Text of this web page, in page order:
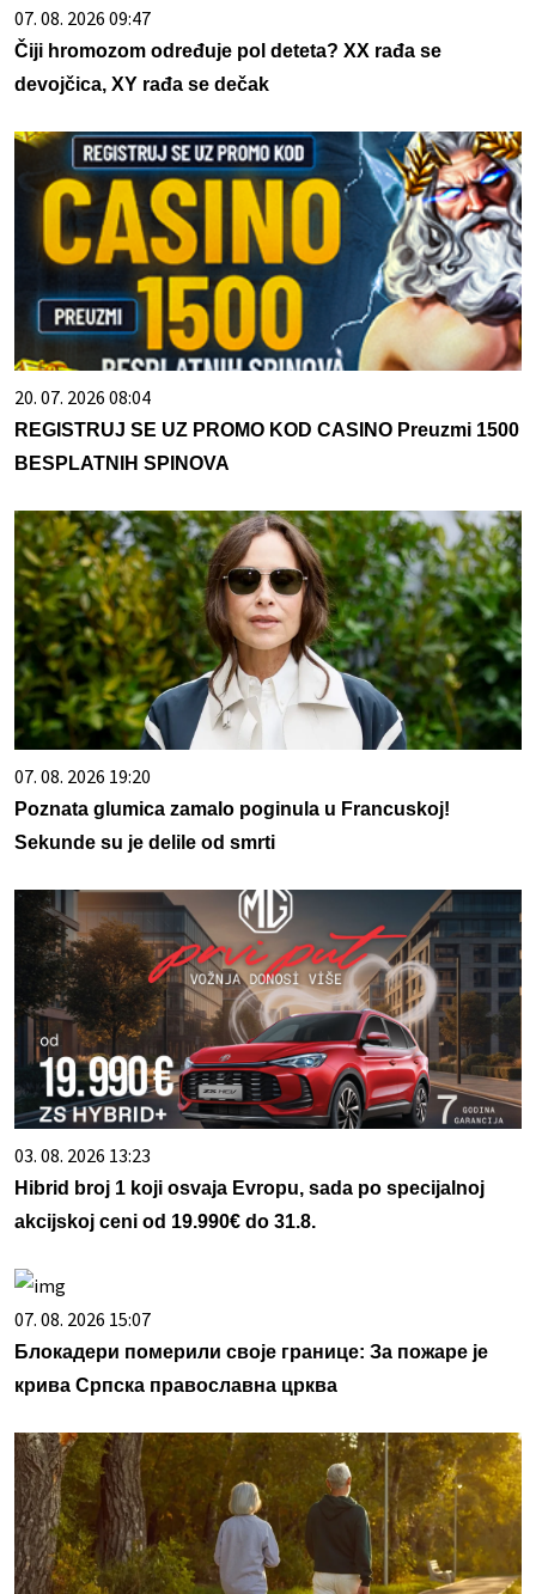
07. 08. 2026 09:47
Čiji hromozom određuje pol deteta? XX rađa se
devojčica, XY rađa se dečak
20. 07. 2026 08:04
REGISTRUJ SE UZ PROMO KOD CASINO Preuzmi 1500
BESPLATNIH SPINOVA
07. 08. 2026 19:20
Poznata glumica zamalo poginula u Francuskoj!
Sekunde su je delile od smrti
03. 08. 2026 13:23
Hibrid broj 1 koji osvaja Evropu, sada po specijalnoj
akcijskoj ceni od 19.990€ do 31.8.
07. 08. 2026 15:07
Блокадери померили своје границе: За пожаре је
крива Српска православна црква